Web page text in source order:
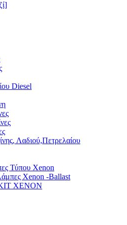
Diesel
Λαδιού,Πετρελαίου
Τύπου Xenon
Xenon -Ballast
ΚΙΤ ΧΕΝΟΝ